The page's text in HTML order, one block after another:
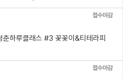
접수마감
하루클래스 #3 꽃꽃이&티테라피
접수마감